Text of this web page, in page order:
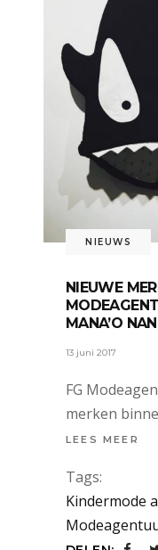
NIEUWS
NIEUWE
MANA’O
13 juni 2017
FG
merken
LEES MEER
Tags:
Kindermode